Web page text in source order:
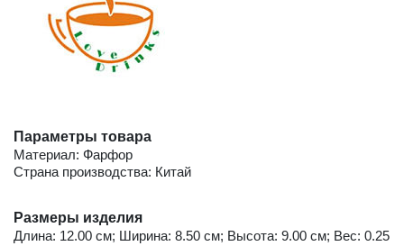
Параметры товара
Материал: Фарфор
Страна производства: Китай
Размеры изделия
Длина: 12.00 см; Ширина: 8.50 см; Высота: 9.00 см; Вес: 0.25